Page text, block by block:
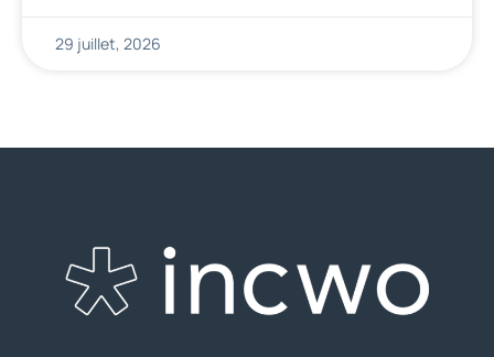
29 juillet, 2026